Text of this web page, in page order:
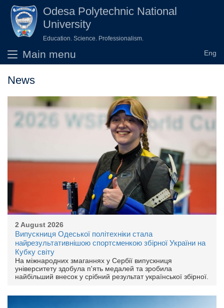
Skip to main contentOdesа Polytechnic National
University
Education. Science. Professionalism.
Main menu
News
2 August 2026
Випускниця Одеської політехніки стала
найрезультативнішою спортсменкою збірної України на
Кубку світу
На міжнародних змаганнях у Сербії випускниця
університету здобула п'ять медалей та зробила
найбільший внесок у срібний результат української збірної.